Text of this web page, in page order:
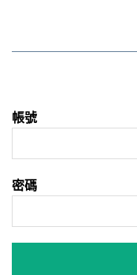
帳號
密碼